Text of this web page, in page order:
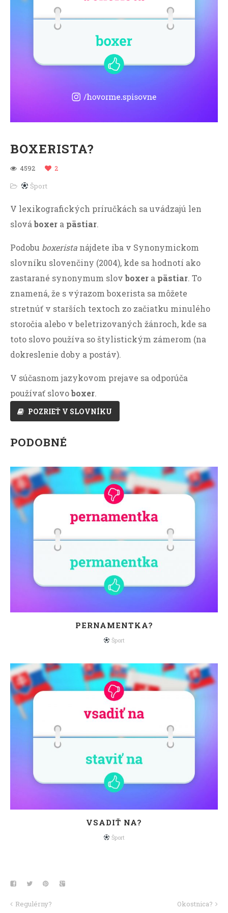
BOXERISTA?
4592
2
Šport
V lexikografických príručkách sa uvádzajú len
slováboxer a pästiar.
Podobu boxerista nájdete iba v Synonymickom
slovníku slovenčiny (2004), kde sa hodnotí ako
zastarané synonymum slovboxer a pästiar. To
znamená, že s výrazom boxerista sa môžete
stretnúť v starších textoch zo začiatku minulého
storočia alebo v beletrizovaných žánroch, kde sa
toto slovo používa so štylistickým zámerom (na
dokreslenie doby a postáv).
V súčasnom jazykovom prejave sa odporúča
používať slovoboxer.
POZRIEŤ V SLOVNÍKU
PODOBNÉ
PERNAMENTKA?
Šport
VSADIŤ NA?
Šport
Regulérny? Okostnica?